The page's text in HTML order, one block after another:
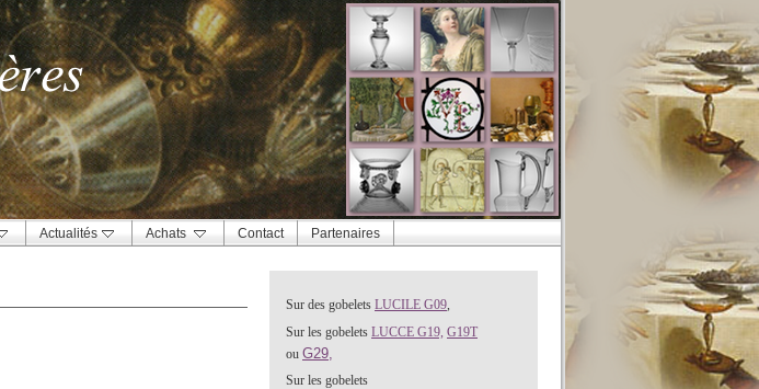
Actualités Achats Contact Partenaires
Sur des gobelets LUCILE G09,
Sur les gobelets LUCCE G19, G19T
ou G29,
Sur les gobelets